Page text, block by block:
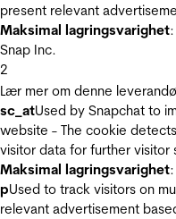
present relevant
Maksimal lagringsvarighet
Snap Inc.
2
Lær mer om denne
sc_atUsed by Snapchat to
website - The cookie
visitor data for further visitor
Maksimal lagringsvarighet
pUsed to track visitors on
relevant advertisement